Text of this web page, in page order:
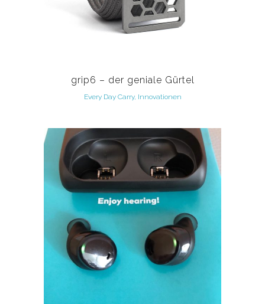
grip6 – der geniale Gürtel
Every Day Carry, Innovationen